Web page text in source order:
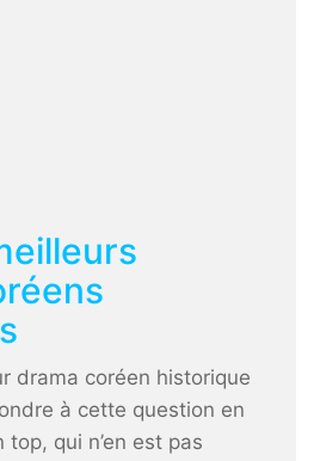
drama coréen historique
à cette question en
qui n’en est pas